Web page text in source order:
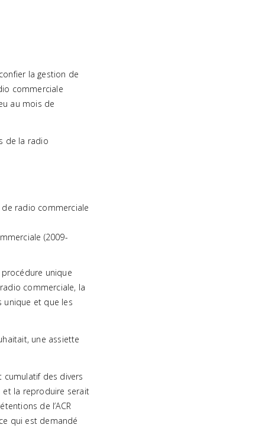
la gestion de
commerciale
au mois de
de la radio
de radio commerciale
(2009-
unique
commerciale, la
unique et que les
une assiette
cumulatif des divers
la reproduire serait
de l’ACR
qui est demandé